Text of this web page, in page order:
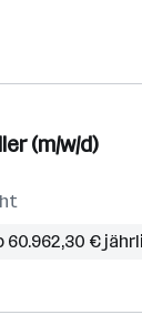
(m/w/d)
60.962,30 €